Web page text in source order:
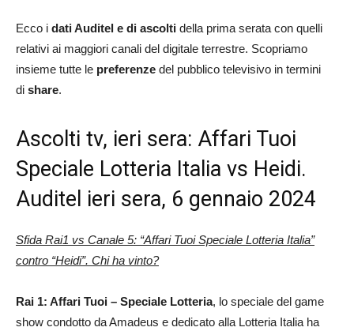
Ecco i dati Auditel e di ascolti della prima serata con quelli
relativi ai maggiori canali del digitale terrestre. Scopriamo
insieme tutte le preferenze del pubblico televisivo in termini
di share.
Ascolti tv, ieri sera: Affari Tuoi
Speciale Lotteria Italia vs Heidi.
Auditel ieri sera, 6 gennaio 2024
Sfida Rai1 vs Canale 5: “Affari Tuoi Speciale Lotteria Italia”
contro “Heidi”. Chi ha vinto?
Rai 1: Affari Tuoi – Speciale Lotteria, lo speciale del game
show condotto da Amadeus e dedicato alla Lotteria Italia ha